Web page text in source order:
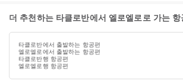
더 추천하는 타클로반에서 엘로엘로로 가는 항
타클로반에서 출발하는 항공편
엘로엘로에서 출발하는 항공편
타클로반행 항공편
엘로엘로행 항공편